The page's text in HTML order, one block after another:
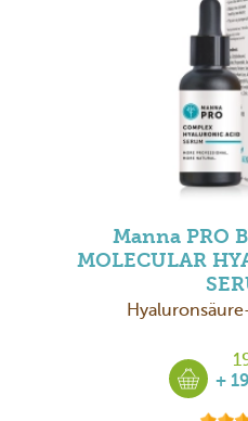
Manna PRO
MOLECULAR
+